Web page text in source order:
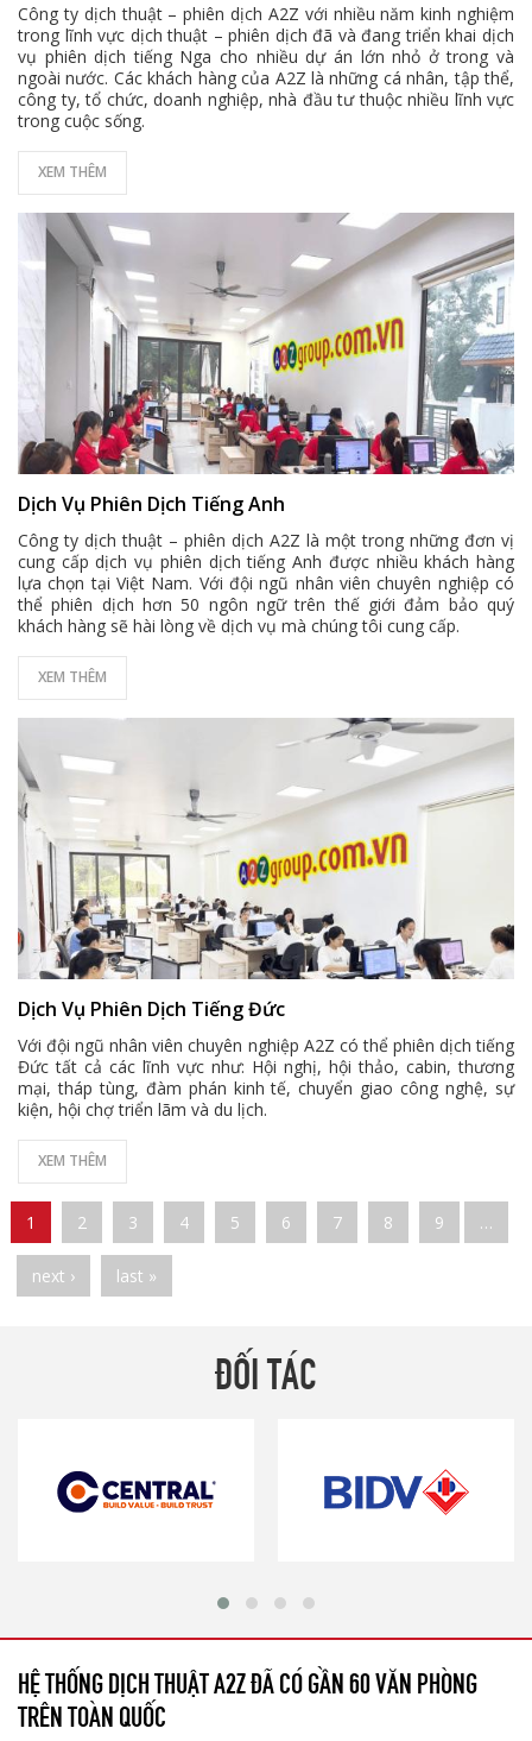
Công ty dịch thuật – phiên dịch A2Z với nhiều năm kinh nghiệm
trong lĩnh vực dịch thuật – phiên dịch đã và đang triển khai dịch
vụ phiên dịch tiếng Nga cho nhiều dự án lớn nhỏ ở trong và
ngoài nước. Các khách hàng của A2Z là những cá nhân, tập thể,
công ty, tổ chức, doanh nghiệp, nhà đầu tư thuộc nhiều lĩnh vực
trong cuộc sống.
XEM THÊM
Dịch Vụ Phiên Dịch Tiếng Anh
Công ty dịch thuật – phiên dịch A2Z là một trong những đơn vị
cung cấp dịch vụ phiên dịch tiếng Anh được nhiều khách hàng
lựa chọn tại Việt Nam. Với đội ngũ nhân viên chuyên nghiệp có
thể phiên dịch hơn 50 ngôn ngữ trên thế giới đảm bảo quý
khách hàng sẽ hài lòng về dịch vụ mà chúng tôi cung cấp.
XEM THÊM
Dịch Vụ Phiên Dịch Tiếng Đức
Với đội ngũ nhân viên chuyên nghiệp A2Z có thể phiên dịch tiếng
Đức tất cả các lĩnh vực như: Hội nghị, hội thảo, cabin, thương
mại, tháp tùng, đàm phán kinh tế, chuyển giao công nghệ, sự
kiện, hội chợ triển lãm và du lịch.
XEM THÊM
Pages
1 2 3 4 5 6 7 8 9 …
next › last »
ĐỐI TÁC
HỆ THỐNG DỊCH THUẬT A2Z ĐÃ CÓ GẦN 60 VĂN PHÒNG
TRÊN TOÀN QUỐC